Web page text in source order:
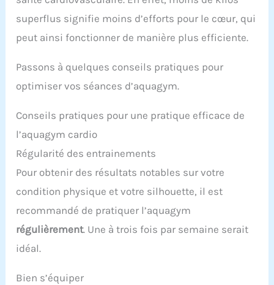
superflus signifie moins d’efforts pour le cœur, qui
peut ainsi fonctionner de manière plus efficiente.
Passons à quelques conseils pratiques pour
optimiser vos séances d’aquagym.
Conseils pratiques pour une pratique efficace de
l’aquagym cardio
Régularité des entrainements
Pour obtenir des résultats notables sur votre
condition physique et votre silhouette, il est
recommandé de pratiquer l’aquagym
régulièrement. Une à trois fois par semaine serait
idéal.
Bien s’équiper